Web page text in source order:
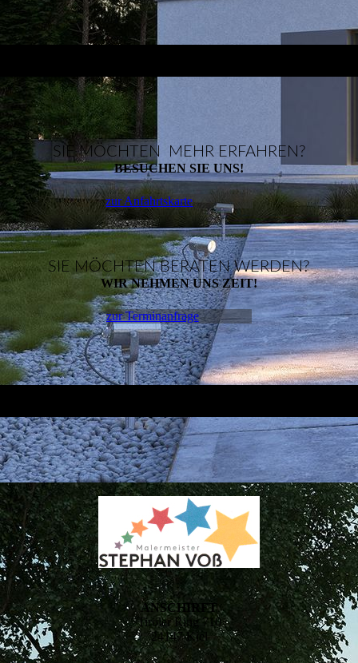
SIE MÖCHTEN MEHR ERFAHREN?
BESUCHEN SIE UNS!
zur Anfahrtskarte
SIE MÖCHTEN BERATEN WERDEN?
WIR NEHMEN UNS ZEIT!
zur Terminanfrage
ANSCHIRFT
Tiroler Ring 710
24147 Kiel